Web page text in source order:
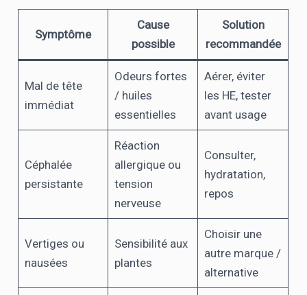
Symptôme
Cause
possible
Solution
recommandée
Mal de tête
immédiat
Odeurs fortes
/ huiles
essentielles
Aérer, éviter
les HE, tester
avant usage
Céphalée
persistante
Réaction
allergique ou
tension
nerveuse
Consulter,
hydratation,
repos
Vertiges ou
nausées
Sensibilité aux
plantes
Choisir une
autre marque /
alternative